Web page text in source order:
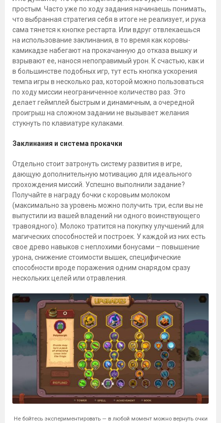
простым. Часто уже по ходу задания начинаешь понимать,
что выбранная стратегия себя в итоге не реализует, и рука
сама тянется к кнопке рестарта. Или вдруг отвлекаешься
на использование заклинания, в то время как коровы-
камикадзе набегают на прокачанную до отказа вышку и
взрывают ее, нанося непоправимый урон. К счастью, как и
в большинстве подобных игр, тут есть кнопка ускорения
темпа игры в несколько раз, которой можно пользоваться
по ходу миссии неограниченное количество раз. Это
делает геймплей быстрым и динамичным, а очередной
проигрыш на сложном задании не вызывает желания
стукнуть по клавиатуре кулаками.
Заклинания и система прокачки
Отдельно стоит затронуть систему развития в игре,
дающую дополнительную мотивацию для идеального
прохождения миссий. Успешно выполнили задание?
Получайте в награду бочки с коровьим молоком
(максимально за уровень можно получить три, если вы не
выпустили из вашей владений ни одного воинствующего
травоядного). Молоко тратится на покупку улучшений для
магических способностей и построек. У каждой из них есть
свое древо навыков с неплохими бонусами – повышение
урона, снижение стоимости вышек, специфические
способности вроде поражения одним снарядом сразу
нескольких целей или отравления.
Не бойтесь экспериментировать — в любой момент можно вернуть очки